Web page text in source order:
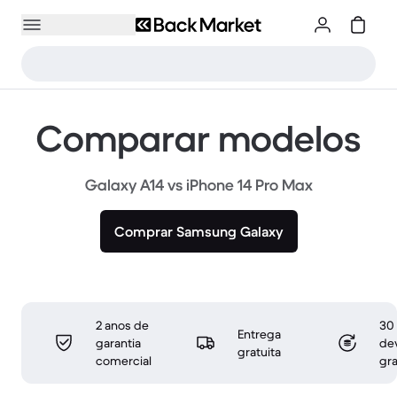
Comparar modelos
Galaxy A14 vs iPhone 14 Pro Max
Comprar Samsung Galaxy
2 anos de
garantia
comercial
Entrega
gratuita
30